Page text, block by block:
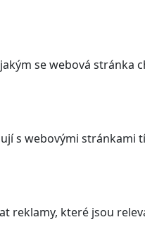
se webová stránka
s webovými stránkami
reklamy, které jsou